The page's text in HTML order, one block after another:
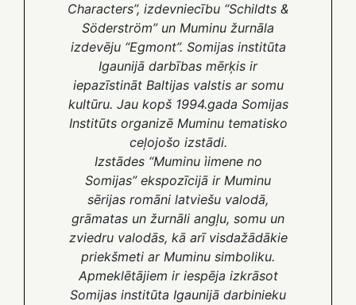
Characters”, izdevniecību “Schildts &
Söderström” un Muminu žurnāla
izdevēju “Egmont”. Somijas institūta
Igaunijā darbības mērķis ir
iepazīstināt Baltijas valstis ar somu
kultūru. Jau kopš 1994.gada Somijas
Institūts organizē Muminu tematisko
ceļojošo izstādi.
Izstādes “Muminu ìimene no
Somijas” ekspozīcijā ir Muminu
sērijas romāni latviešu valodā,
grāmatas un žurnāli angļu, somu un
zviedru valodās, kā arī visdažādākie
priekšmeti ar Muminu simboliku.
Apmeklētājiem ir iespēja izkrāsot
Somijas institūta Igaunijā darbinieku